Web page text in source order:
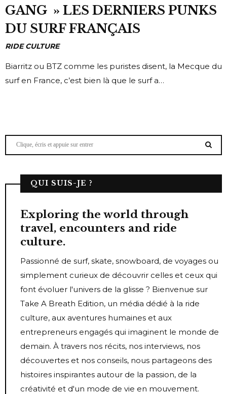
GANG » LES DERNIERS PUNKS
DU SURF FRANÇAIS
RIDE CULTURE
Biarritz ou BTZ comme les puristes disent, la Mecque du
surf en France, c’est bien là que le surf a…
QUI SUIS-JE ?
Exploring the world through
travel, encounters and ride
culture.
Passionné de surf, skate, snowboard, de voyages ou
simplement curieux de découvrir celles et ceux qui
font évoluer l'univers de la glisse ? Bienvenue sur
Take A Breath Edition, un média dédié à la ride
culture, aux aventures humaines et aux
entrepreneurs engagés qui imaginent le monde de
demain. À travers nos récits, nos interviews, nos
découvertes et nos conseils, nous partageons des
histoires inspirantes autour de la passion, de la
créativité et d'un mode de vie en mouvement.